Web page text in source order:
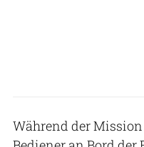
Während der